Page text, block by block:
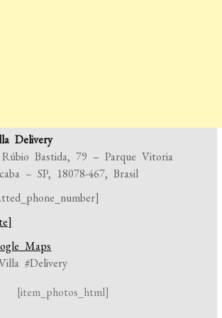
Delivery
Rúbio Bastida, 79 – Parque Vitoria
– SP, 18078-467, Brasil
Maps
#Delivery
[item_photos_html]